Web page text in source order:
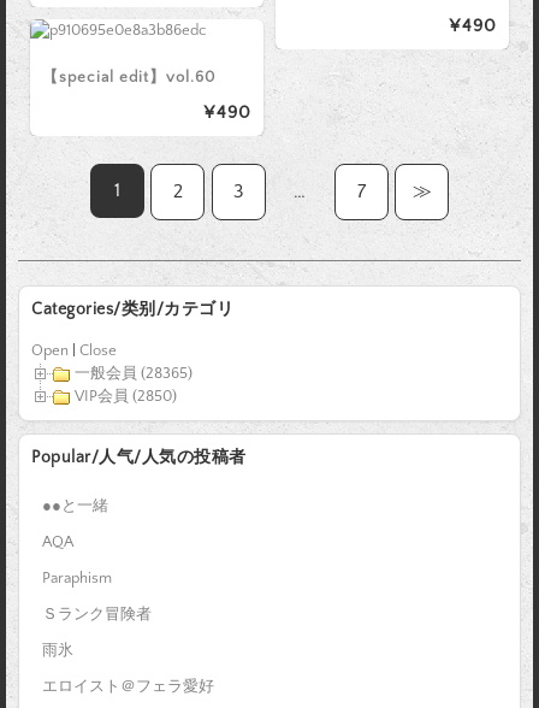
¥490
【special edit】vol.60
¥490
1 2 3 … 7 ≫
Categories/类别/カテゴリ
Open
Close
一般会員 (28365)
VIP会員 (2850)
Popular/人气/人気の投稿者
●●と一緒
AQA
Paraphism
Ｓランク冒険者
雨氷
エロイスト＠フェラ愛好